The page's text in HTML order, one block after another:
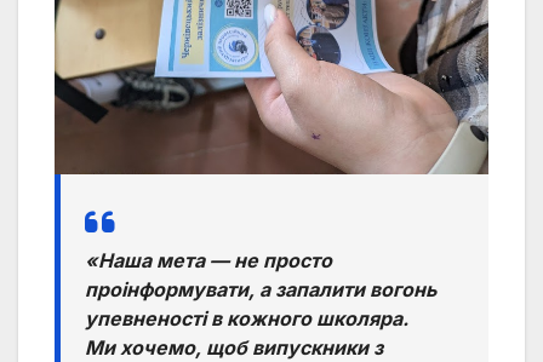
«Наша мета — не просто
проінформувати, а запалити вогонь
упевненості в кожного школяра.
Ми хочемо, щоб випускники з